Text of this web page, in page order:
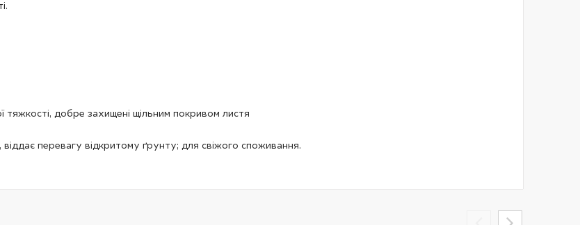
тяжкості, добре захищені щільним покривом листя
перевагу відкритому ґрунту; для свіжого споживання.